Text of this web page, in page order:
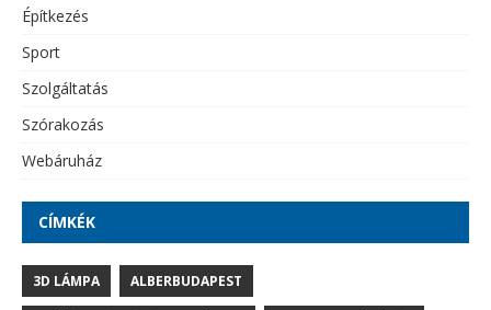
Építkezés
Sport
Szolgáltatás
Szórakozás
Webáruház
CÍMKÉK
3D LÁMPA ALBERBUDAPEST